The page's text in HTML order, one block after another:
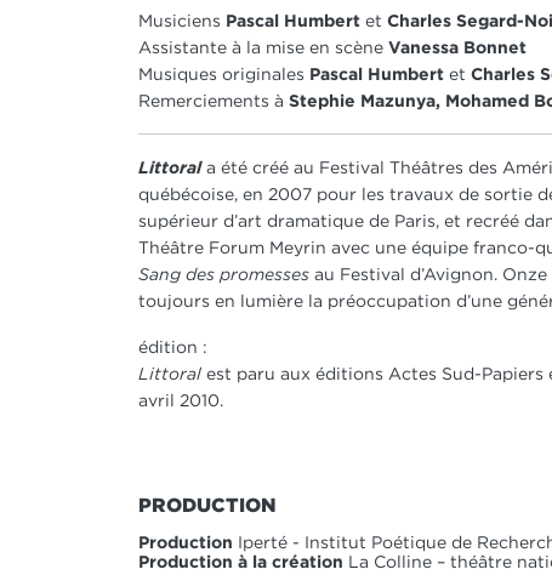
Musiciens Pascal Humbert et Charles Segard-
Assistante à la mise en scène Vanessa Bonnet
Musiques originales Pascal Humbert et Charles
Remerciements à Stephie Mazunya, Mohamed
Littorala été créé au Festival Théâtres des
québécoise, en 2007 pour les travaux de sortie
supérieur d’art dramatique de Paris, et recréé
Théâtre Forum Meyrin avec une équipe franco-
Sang des promesses au Festival d’Avignon.
toujours en lumière la préoccupation d’une
édition :
Littoral est paru aux éditions Actes Sud-
avril 2010.
PRODUCTION
Production Iperté - Institut Poétique de
Production à la création La Colline – théâtre